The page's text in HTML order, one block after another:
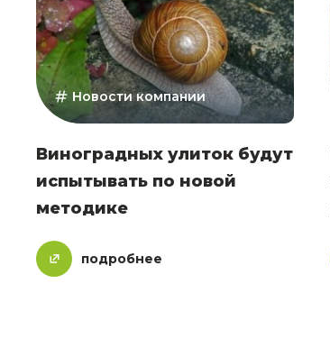
Новости компании
Виноградных улиток будут
испытывать по новой
методике
подробнее